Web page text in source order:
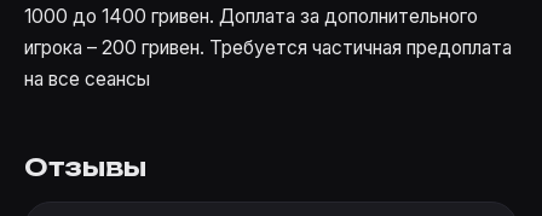
1000 до 1400 гривен. Доплата за дополнительного
игрока – 200 гривен. Требуется частичная предоплата
на все сеансы
Отзывы